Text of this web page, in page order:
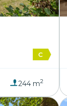
C
244 m2